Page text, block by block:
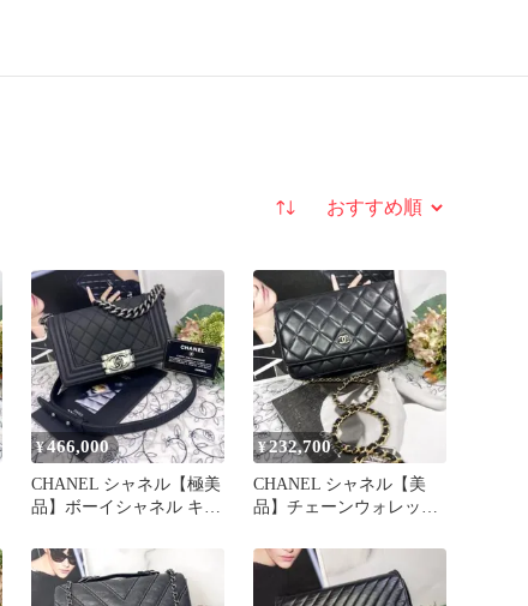
並び替え
¥466,000
CHANEL シャネル【極美
品】ボーイシャネル キャ
ッグ
¥232,700
CHANEL シャネル【美
品】チェーンウォレット
ー